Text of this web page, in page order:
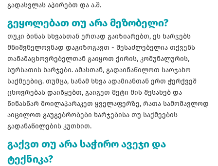
გადასვლას აპირებთ და ა.შ.
გეყოლებათ თუ არა მეზობელი?
თუკი ბინას სხვასთან ერთად გაიზიარებთ, ეს ხარჯებს
მნიშვნელოვნად დაგიზოგავთ - შესაძლებელია თქვენს
თანამაცხოვრებელთან გაიყოთ ქირის, კომუნალურის,
სურსათის ხარჯები. ამასთან, გადაინაწილოთ საოჯახო
საქმეებიც. თუმცა, სანამ სხვა ადამიანთან ერთ ჭერქვეშ
ცხოვრებას დაიწყებთ, გაიგეთ მეტი მის შესახებ და
წინასწარ მოილაპარაკეთ ყველაფერზე, რათა სამომავლოდ
აიცილოთ გაუგებრობები ხარჯებისა თუ საქმეების
გადანაწილების კუთხით.
გაქვთ თუ არა საჭირო ავეჯი და
ტექნიკა?